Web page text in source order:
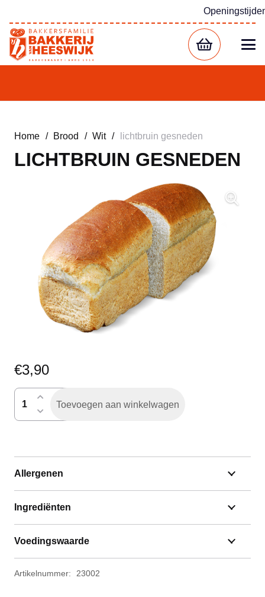
Home / Brood / Wit / lichtbruin gesneden
LICHTBRUIN GESNEDEN
€3,90
lichtbruin
gesneden
Toevoegen aan winkelwagen
Allergenen
Ingrediënten
Voedingswaarde
Artikelnummer: 23002